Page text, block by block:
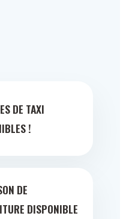
DE TAXI
!
DE
DISPONIBLE